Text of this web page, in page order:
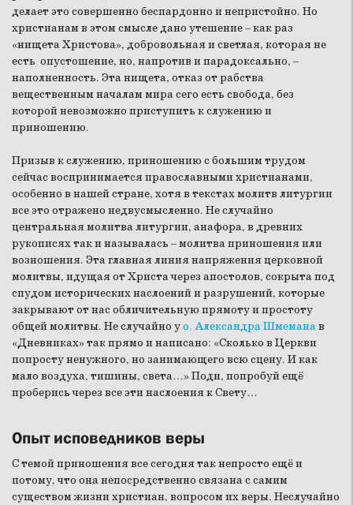
делает это совершенно беспардонно и непристойно. Но
христианам в этом смысле дано утешение – как раз
«нищета Христова», добровольная и светлая, которая не
есть опустошение, но, напротив и парадоксально, –
наполненность. Эта нищета, отказ от рабства
вещественным началам мира сего есть свобода, без
которой невозможно приступить к служению и
приношению.
Призыв к служению, приношению с большим трудом
сейчас воспринимается православными христианами,
особенно в нашей стране, хотя в текстах молитв литургии
все это отражено недвусмысленно. Не случайно
центральная молитва литургии, анафора, в древних
рукописях так и называлась – молитва приношения или
возношения. Эта главная линия напряжения церковной
молитвы, идущая от Христа через апостолов, сокрыта под
спудом исторических наслоений и разрушений, которые
закрывают от нас обличительную прямоту и простоту
общей молитвы. Не случайно уо. Александра Шмеманав
«Дневниках» так прямо и написано: «Сколько в Церкви
попросту ненужного, но занимающего всю сцену. И как
мало воздуха, тишины, света…» Поди, попробуй ещё
проберись через все эти наслоения к Свету…
Опыт исповедников веры
С темой приношения все сегодня так непросто ещё и
потому, что она непосредственно связана с самим
существом жизни христиан, вопросом их веры. Неслучайно